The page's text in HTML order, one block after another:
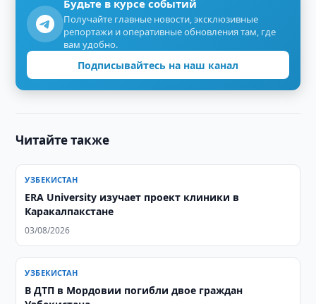
Будьте в курсе событий
Получайте главные новости, эксклюзивные
репортажи и оперативные обновления там, где
вам удобно.
Подписывайтесь на наш канал
Читайте также
УЗБЕКИСТАН
ERA University изучает проект клиники в
Каракалпакстане
03/08/2026
УЗБЕКИСТАН
В ДТП в Мордовии погибли двое граждан